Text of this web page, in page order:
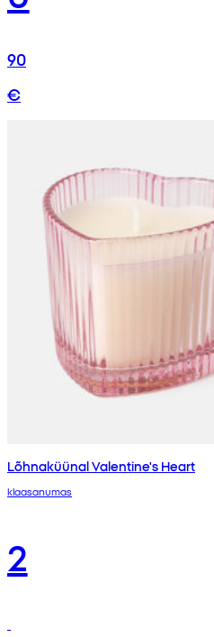
90
€
Lõhnaküünal Valentine's Heart
klaasanumas
2